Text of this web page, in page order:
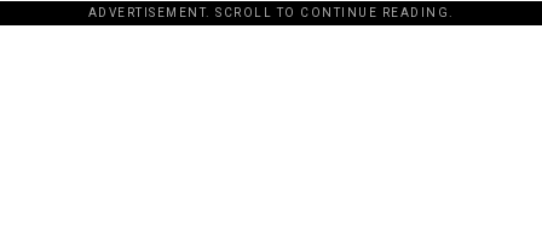
ADVERTISEMENT. SCROLL TO CONTINUE READING.